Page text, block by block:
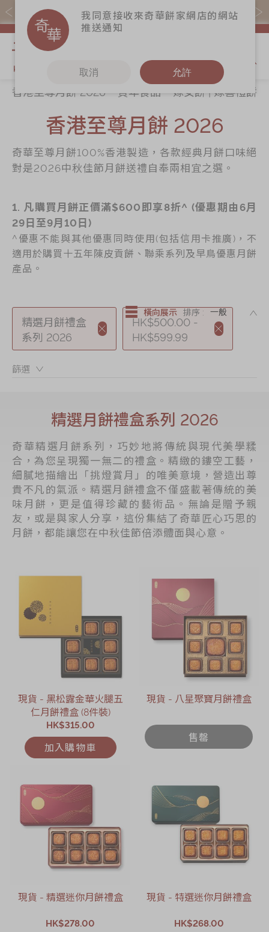
易賞錢會員憑推廣碼購買現貨產品可賺易賞錢($5=1分)
關於奇華
奇華傳奇
分店網絡
嫁喜須知
奇華網誌
奇華餅食
香港至尊月餅
2026
賀年食品
嫁女餅 | 嫁喜禮
手信禮品
家鄉餅食｜香港
製造
奇華迪士尼禮盒
奇華LINE
更多
奇華Fans
奇華茶室
加入奇華
香港至尊月餅 2026 賀年食品
嫁女餅 | 嫁喜禮餅
所有產品香港至尊月餅 2026
奇華至尊月餅100%香港製造，各款經典月餅口味絕
對是2026中秋佳節月餅送禮自奉兩相宜之選。
1. 凡購買月餅正價滿$600即享8折^ (優惠期由6月
29日至9月10日)
^優惠不能與其他優惠同時使用(包括信用卡推廣)，不
適用於購買十五年陳皮貢餅、聯乘系列及早鳥優惠月餅
產品。
精選月餅禮盒
系列 2026
HK$500.00 -
HK$599.99
篩選：
橫向展示 排序 :
精選月餅禮盒系列 2026
奇華精選月餅系列，巧妙地將傳統與現代美學糅
合，為您呈現獨一無二的禮盒。精緻的鏤空工藝，
細膩地描繪出「挑燈賞月」的唯美意境，營造出尊
貴不凡的氣派。精選月餅禮盒不僅盛載著傳統的美
味月餅，更是值得珍藏的藝術品。無論是贈予親
友，或是與家人分享，這份集結了奇華匠心巧思的
月餅，都能讓您在中秋佳節倍添體面與心意。
現貨 - 黑松露金華火腿五
仁月餅禮盒 (8件裝)
HK$315.00
加入購物車
現貨 - 八星聚寶月餅禮盒
售罄
現貨 - 精選迷你月餅禮盒
HK$278.00
現貨 - 特選迷你月餅禮盒
HK$268.00
我同意接收來奇華餅家網店的網站
推送通知
取消 允許